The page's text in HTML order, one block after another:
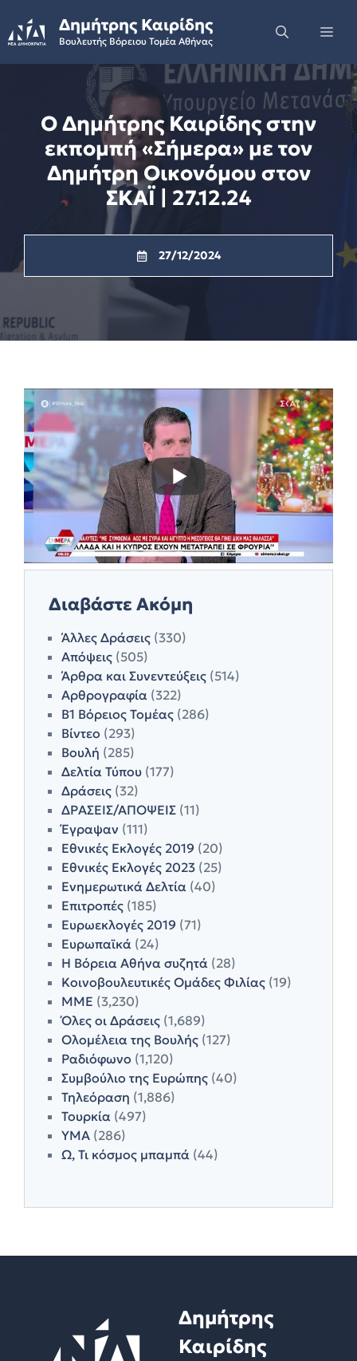
to
content
Δημήτρης Καιρίδης
Βουλευτής Βόρειου Τομέα Αθήνας
O Δημήτρης Καιρίδης στην
εκπομπή «Σήμερα» με τον
Δημήτρη Οικονόμου στον
ΣΚΑΪ | 27.12.24
27/12/2024
Διαβάστε Ακόμη
Άλλες Δράσεις (330)
Απόψεις (505)
Άρθρα και Συνεντεύξεις (514)
Αρθρογραφία (322)
Β1 Βόρειος Τομέας (286)
Βίντεο (293)
Βουλή (285)
Δελτία Τύπου (177)
Δράσεις (32)
ΔΡΑΣΕΙΣ/ΑΠΟΨΕΙΣ (11)
Έγραψαν (111)
Εθνικές Εκλογές 2019 (20)
Εθνικές Εκλογές 2023 (25)
Ενημερωτικά Δελτία (40)
Επιτροπές (185)
Ευρωεκλογές 2019 (71)
Ευρωπαϊκά (24)
Η Βόρεια Αθήνα συζητά (28)
Κοινοβουλευτικές Ομάδες Φιλίας (19)
ΜΜΕ (3,230)
Όλες οι Δράσεις (1,689)
Ολομέλεια της Βουλής (127)
Ραδιόφωνο (1,120)
Συμβούλιο της Ευρώπης (40)
Τηλεόραση (1,886)
Τουρκία (497)
ΥΜΑ (286)
Ω, Τι κόσμος μπαμπά (44)
Δημήτρης
Καιρίδης